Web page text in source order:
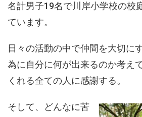
名計男子19名で川岸小学校の校
ています。
日々の活動の中で仲間を大切に
為に自分に何が出来るのか考え
くれる全ての人に感謝する。
そして、どんなに苦